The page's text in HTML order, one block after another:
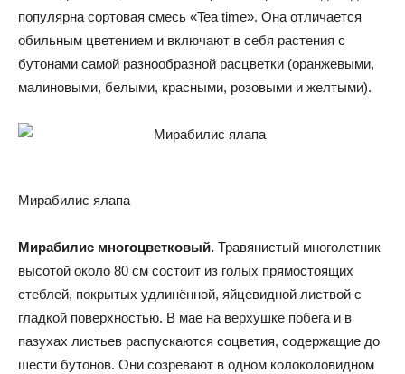
популярна сортовая смесь «Tea time». Она отличается
обильным цветением и включают в себя растения с
бутонами самой разнообразной расцветки (оранжевыми,
малиновыми, белыми, красными, розовыми и желтыми).
Мирабилис ялапа
Мирабилис многоцветковый. Травянистый многолетник
высотой около 80 см состоит из голых прямостоящих
стеблей, покрытых удлинённой, яйцевидной листвой с
гладкой поверхностью. В мае на верхушке побега и в
пазухах листьев распускаются соцветия, содержащие до
шести бутонов. Они созревают в одном колоколовидном